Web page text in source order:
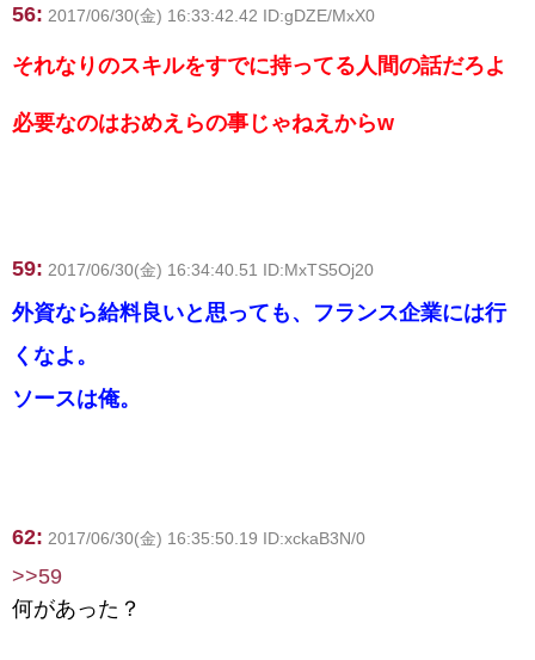
56: 2017/06/30(金) 16:33:42.42 ID:gDZE/MxX0
それなりのスキルをすでに持ってる人間の話だろよ
必要なのはおめえらの事じゃねえからw
59: 2017/06/30(金) 16:34:40.51 ID:MxTS5Oj20
外資なら給料良いと思っても、フランス企業には行
くなよ。
ソースは俺。
62: 2017/06/30(金) 16:35:50.19 ID:xckaB3N/0
>>59
何があった？